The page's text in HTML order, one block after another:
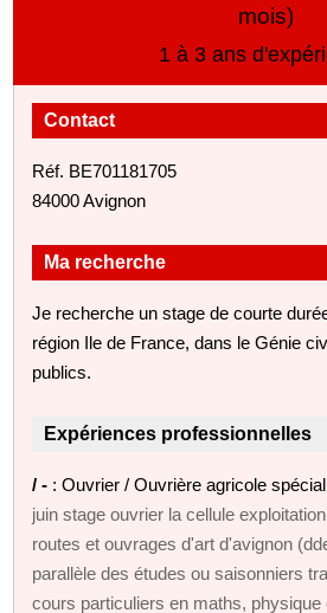
mois)
1 à 3 ans
Contact
Réf. BE701181705
84000 Avignon
Ma recherche
Je recherche un stage de courte
région Ile de France, dans le Génie
publics.
Expériences professionnelles
/ - : Ouvrier / Ouvrière agricole
juin stage ouvrier la cellule
routes et ouvrages d'art d'avignon
parallèle des études ou saisonniers
cours particuliers en maths, physique